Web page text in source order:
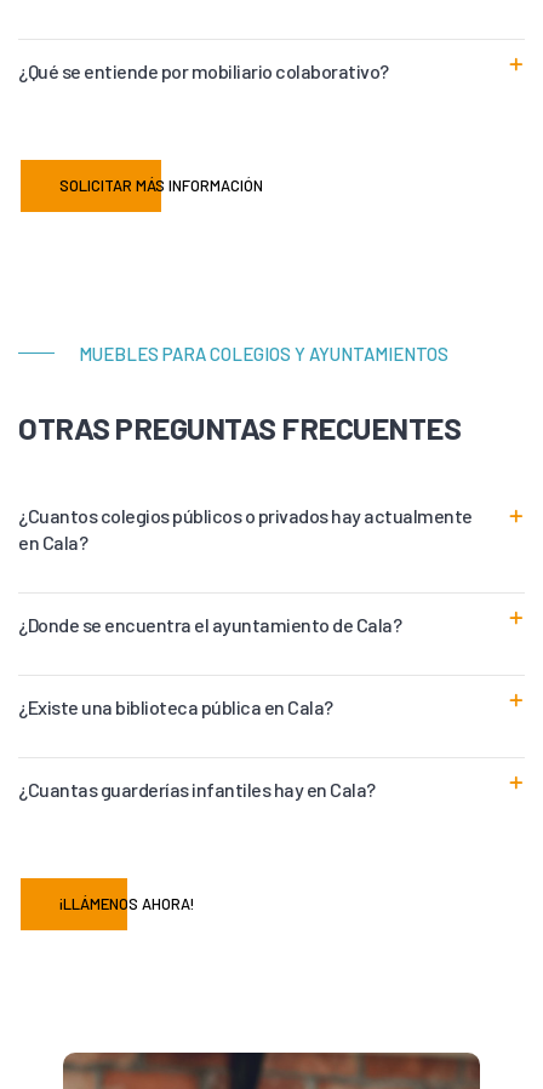
¿Qué se entiende por mobiliario colaborativo?
SOLICITAR MÁS INFORMACIÓN
MUEBLES PARA COLEGIOS Y AYUNTAMIENTOS
OTRAS PREGUNTAS FRECUENTES
¿Cuantos colegios públicos o privados hay actualmente
en Cala?
¿Donde se encuentra el ayuntamiento de Cala?
¿Existe una biblioteca pública en Cala?
¿Cuantas guarderías infantiles hay en Cala?
¡LLÁMENOS AHORA!